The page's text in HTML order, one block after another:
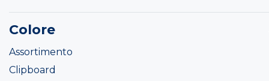
Colore
Assortimento
Clipboard